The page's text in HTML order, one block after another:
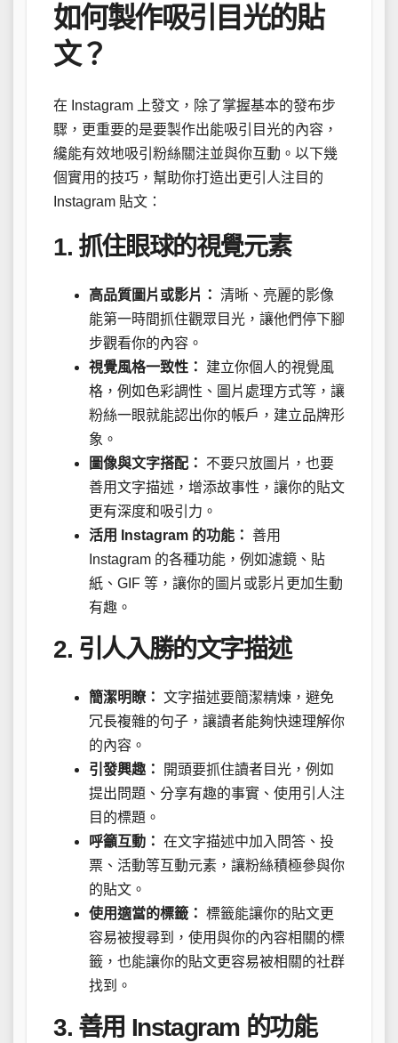
如何製作吸引目光的貼
文？
在 Instagram 上發文，除了掌握基本的發布步
驟，更重要的是要製作出能吸引目光的內容，
纔能有效地吸引粉絲關注並與你互動。以下幾
個實用的技巧，幫助你打造出更引人注目的
Instagram 貼文：
1. 抓住眼球的視覺元素
高品質圖片或影片： 清晰、亮麗的影像
能第一時間抓住觀眾目光，讓他們停下腳
步觀看你的內容。
視覺風格一致性：
建立你個人的視覺風
格，例如色彩調性、圖片處理方式等，讓
粉絲一眼就能認出你的帳戶，建立品牌形
象。
圖像與文字搭配：
不要只放圖片，也要
善用文字描述，增添故事性，讓你的貼文
更有深度和吸引力。
活用 Instagram 的功能： 善用
Instagram 的各種功能，例如濾鏡、貼
紙、GIF 等，讓你的圖片或影片更加生動
有趣。
2. 引人入勝的文字描述
簡潔明瞭： 文字描述要簡潔精煉，避免
冗長複雜的句子，讓讀者能夠快速理解你
的內容。
引發興趣：
開頭要抓住讀者目光，例如
提出問題、分享有趣的事實、使用引人注
目的標題。
呼籲互動： 在文字描述中加入問答、投
票、活動等互動元素，讓粉絲積極參與你
的貼文。
使用適當的標籤： 標籤能讓你的貼文更
容易被搜尋到，使用與你的內容相關的標
籤，也能讓你的貼文更容易被相關的社群
找到。
3. 善用 Instagram 的功能